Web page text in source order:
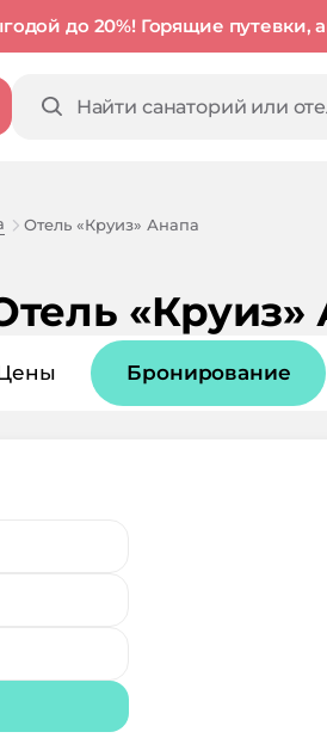
до 20%! Горящие
Отель «Круиз» Анапа
«Круиз»
Бронирование